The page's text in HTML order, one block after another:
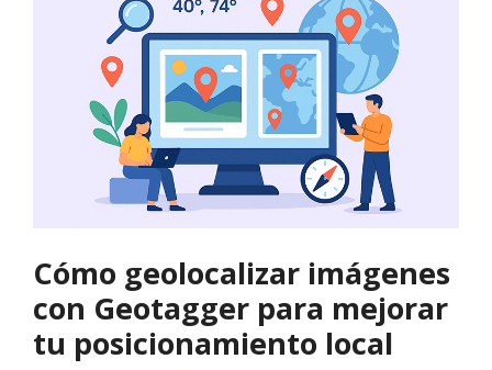
Cómo geolocalizar imágenes
con Geotagger para mejorar
tu posicionamiento local